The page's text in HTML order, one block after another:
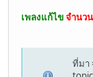
เพลงแก้ไขจำนว
ที่มา